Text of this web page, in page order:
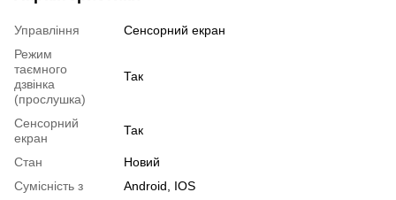
Управління
Сенсорний екран
Режим
таємного
дзвінка
(прослушка)
Так
Сенсорний
екран
Так
Стан
Новий
Сумісність з
Android, IOS